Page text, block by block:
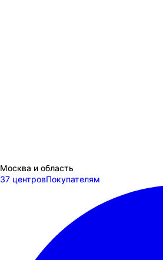
Москва и область
37 центровПокупателям